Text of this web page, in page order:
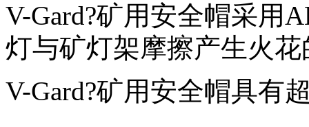
V-Gard?矿用安全帽采用
灯与矿灯架摩擦产生火花
V-Gard?矿用安全帽具有